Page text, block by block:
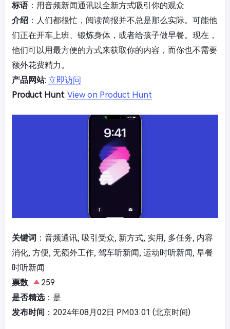
标语：用音频新闻通讯以全新方式吸引你的观众
介绍 ：人们都很忙，阅读简报并不总是那么实际。可能他
们正在开车上班、锻炼身体，或者给孩子做早餐。现在，
他们可以用最方便的方式来获取你的内容，而你也不需要
额外花费精力。
产品网站: 立即访问
Product Hunt: View on Product Hunt
关键词 ：音频通讯, 吸引受众, 新方式, 实用, 多任务, 内容
消化, 方便, 无额外工作, 驾车听新闻, 运动时听新闻, 早餐
时听新闻
票数:
259
是否精选：是
发布时间 ：2024年08月02日 PM03:01 (北京时间)